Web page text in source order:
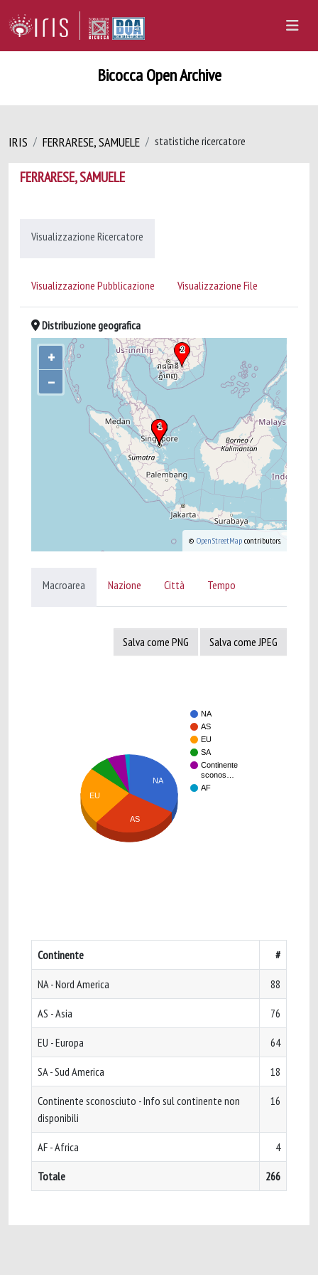
Bicocca Open Archive
IRIS FERRARESE, SAMUELE statistiche ricercatore
FERRARESE, SAMUELE
Visualizzazione Ricercatore
Visualizzazione Pubblicazione Visualizzazione File
Distribuzione geografica
+
–
© OpenStreetMap contributors.
Macroarea Nazione Città Tempo
Salva come PNG Salva come JPEG
NA
AS
EU
SA
Continente
sconos…
AF
NA
EU
AS
Continente #
NA - Nord America 88
AS - Asia 76
EU - Europa 64
SA - Sud America 18
Continente sconosciuto - Info sul continente non
disponibili
16
AF - Africa 4
Totale 266